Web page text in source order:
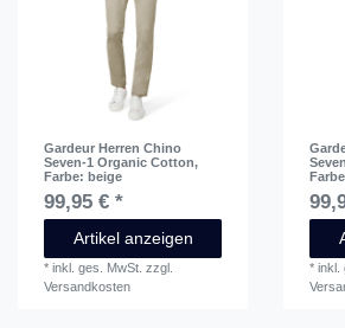
Gardeur Herren Chino
Seven-1 Organic Cotton,
Farbe: beige
99,95 € *
Artikel anzeigen
*inkl. ges. MwSt. zzgl.
Versandkosten
*inkl.